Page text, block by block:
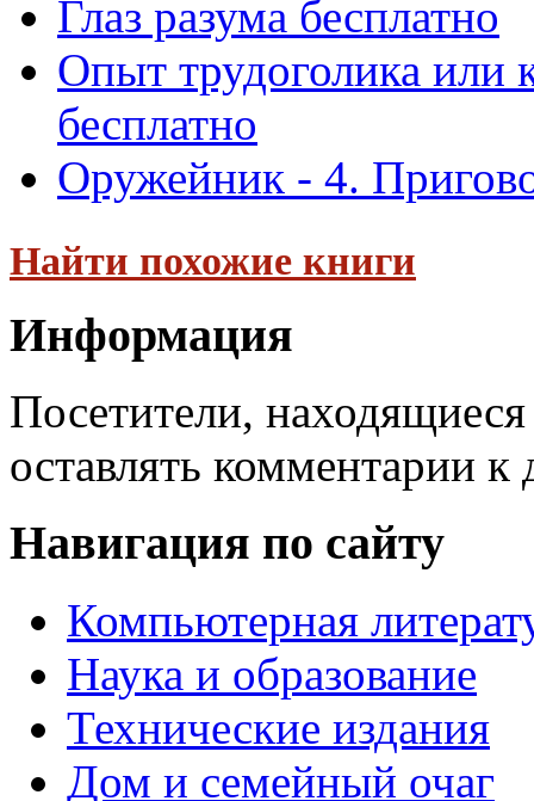
Глаз разума бесплатно
Опыт трудоголика или
бесплатно
Оружейник - 4.
Найти похожие книги
Информация
Посетители,
оставлять комментарии к
Навигация по сайту
Компьютерная
Наука и образование
Технические издания
Дом и семейный очаг